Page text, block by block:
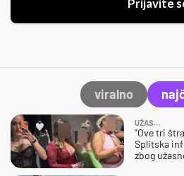
Prijavite
viralno
UŽAS…
"Ove tri
Splitska
zbog